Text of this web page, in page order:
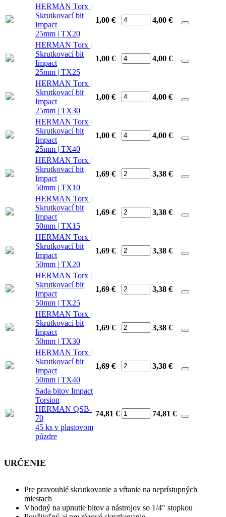
HERMAN Torx |
Skrutkovací bit
Impact
25mm | TX20
1,00 € 4,00 €
HERMAN Torx |
Skrutkovací bit
Impact
25mm | TX25
1,00 € 4,00 €
HERMAN Torx |
Skrutkovací bit
Impact
25mm | TX30
1,00 € 4,00 €
HERMAN Torx |
Skrutkovací bit
Impact
25mm | TX40
1,00 € 4,00 €
HERMAN Torx |
Skrutkovací bit
Impact
50mm | TX10
1,69 € 3,38 €
HERMAN Torx |
Skrutkovací bit
Impact
50mm | TX15
1,69 € 3,38 €
HERMAN Torx |
Skrutkovací bit
Impact
50mm | TX20
1,69 € 3,38 €
HERMAN Torx |
Skrutkovací bit
Impact
50mm | TX25
1,69 € 3,38 €
HERMAN Torx |
Skrutkovací bit
Impact
50mm | TX30
1,69 € 3,38 €
HERMAN Torx |
Skrutkovací bit
Impact
50mm | TX40
1,69 € 3,38 €
Sada bitov Impact
Torsion
HERMAN QSB-
70
45 ks v plastovom
púzdre
74,81 € 74,81 €
URČENIE
Pre pravouhlé skrutkovanie a vŕtanie na neprístupných
miestach
Vhodný na upnutie bitov a nástrojov so 1/4" stopkou